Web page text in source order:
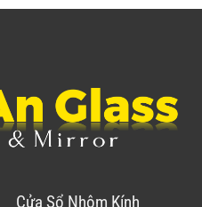
Cửa Sổ Nhôm Kính